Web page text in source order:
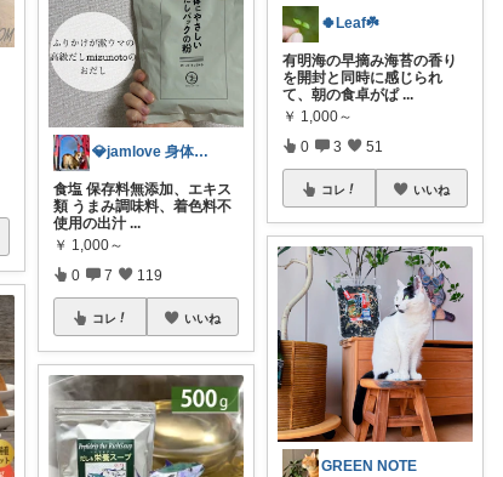
💎jamlove 身体に優しく
食塩 保存料無添加、エキス
類 うまみ調味料、着色料不
使用の出汁 ...
￥ 1,000～
0 7 119
コレ いいね
🍀Leaf☘️
有明海の早摘み海苔の香り
を開封と同時に感じられ
て、朝の食卓がぱ ...
￥ 1,000～
0 3 51
コレ いいね
GREEN NOTE